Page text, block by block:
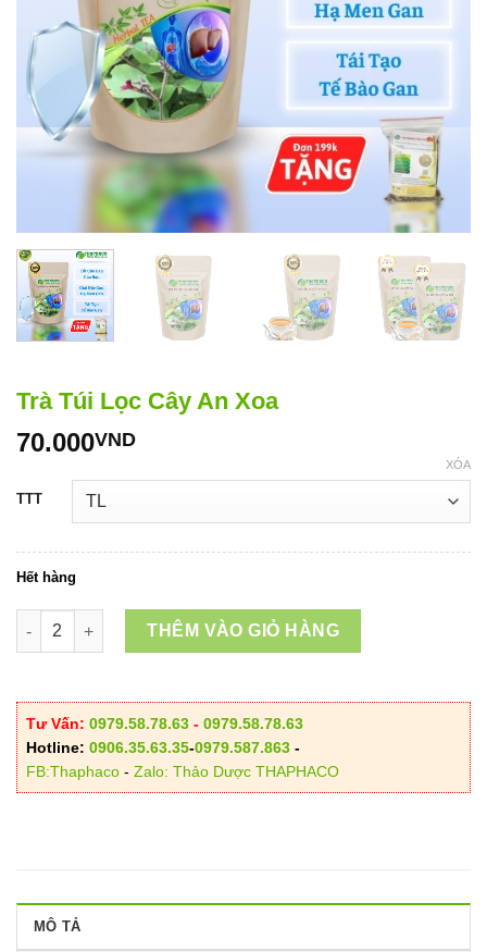
Trà Túi Lọc Cây An Xoa
70.000VND
TTT
XÓA
Hết hàng
Trà Túi Lọc Cây An Xoa số lượng
THÊM VÀO GIỎ HÀNG
Tư Vấn: 0979.58.78.63 - 0979.58.78.63
Hotline: 0906.35.63.35-0979.587.863 -
FB:Thaphaco - Zalo: Thảo Dược THAPHACO
MÔ TẢ